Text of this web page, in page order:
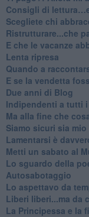
​Consigli di
​Scegliete chi
​Ristrutturare...che
​E che le vacanze
​Lenta ripresa
​Quando a
​E se la vendetta
​Due anni di Blog
​Indipendenti a tutti
​Ma alla fine che
​Siamo sicuri sia
​Lamentarsi è
​Metti un sabato al
​Lo sguardo della
Autosabotaggio
​Lo aspettavo da
​Liberi liberi...ma da
​La Principessa e la